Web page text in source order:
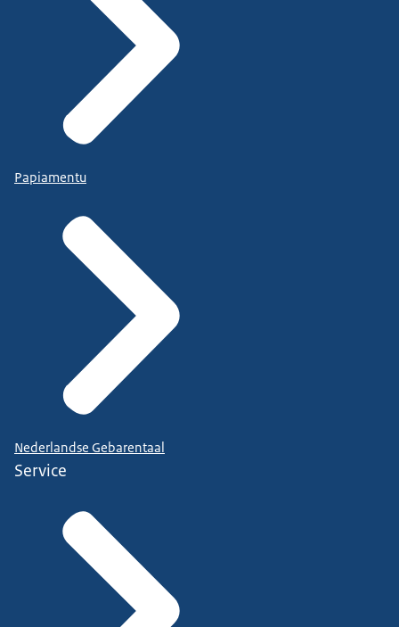
Papiamentu
Nederlandse Gebarentaal
Service